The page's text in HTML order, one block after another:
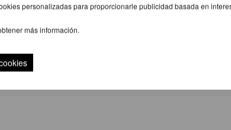
personalizadas para proporcionarle publicidad basada en
más información.